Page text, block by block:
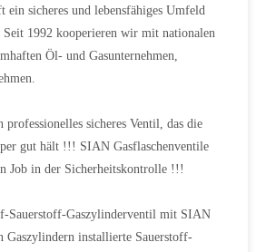
ein sicheres und lebensfähiges Umfeld
Seit 1992 kooperieren wir mit nationalen
Öl- und Gasunternehmen,
sicheres Ventil, das die
gut hält !!! SIAN Gasflaschenventile
Job in der Sicherheitskontrolle !!!
Sauerstoff-Gaszylinderventil mit SIAN
Gaszylindern installierte Sauerstoff-